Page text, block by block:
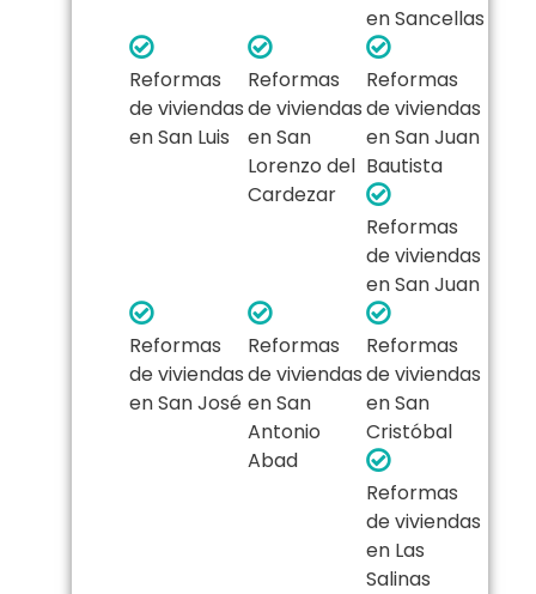
en Sancellas
Reformas
de viviendas
en San Luis
Reformas
de viviendas
en San
Lorenzo del
Cardezar
Reformas
de viviendas
en San Juan
Bautista
Reformas
de viviendas
en San Juan
Reformas
de viviendas
en San José
Reformas
de viviendas
en San
Antonio
Abad
Reformas
de viviendas
en San
Cristóbal
Reformas
de viviendas
en Las
Salinas